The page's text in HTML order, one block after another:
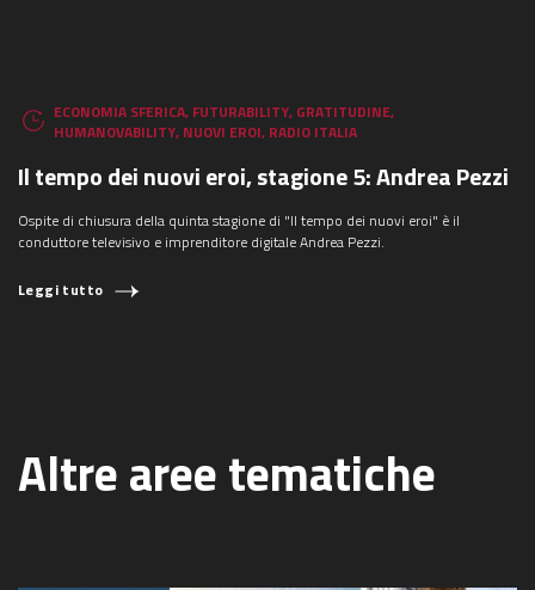
ECONOMIA SFERICA, FUTURABILITY, GRATITUDINE,
HUMANOVABILITY, NUOVI EROI, RADIO ITALIA
Il tempo dei nuovi eroi, stagione 5: Andrea Pezzi
Ospite di chiusura della quinta stagione di "Il tempo dei nuovi eroi" è il
conduttore televisivo e imprenditore digitale Andrea Pezzi.
Leggi tutto
Altre aree tematiche